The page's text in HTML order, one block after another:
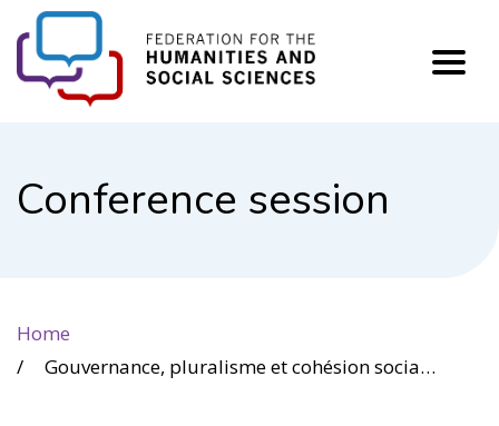
Conference session
Home
Gouvernance, pluralisme et cohésion sociale : des enjeux d’intégration des groupes religieux à la vie collective